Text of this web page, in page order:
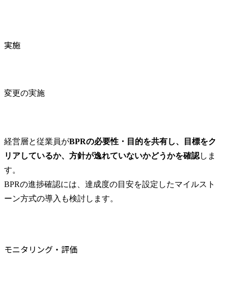
実施
変更の実施
経営層と従業員がBPRの必要性・目的を共有し、目標をク
リアしているか、方針が逸れていないかどうかを確認しま
す。
BPRの進捗確認には、達成度の目安を設定したマイルスト
ーン方式の導入も検討します。
モニタリング・評価